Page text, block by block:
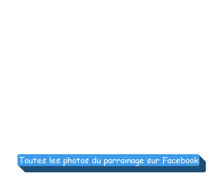
Toutes les photos du parrainage sur Facebook